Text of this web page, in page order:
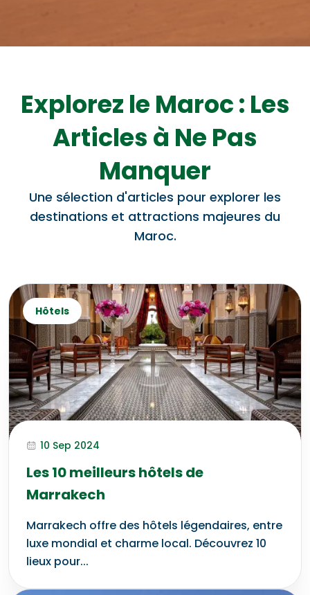
Explorez le Maroc : Les
Articles à Ne Pas
Manquer
Une sélection d'articles pour explorer les
destinations et attractions majeures du
Maroc.
Hôtels
10 Sep 2024
Les 10 meilleurs hôtels de
Marrakech
Marrakech offre des hôtels légendaires, entre
luxe mondial et charme local. Découvrez 10
lieux pour...